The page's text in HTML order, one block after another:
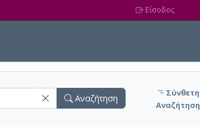
Είσοδος
Αναζήτηση
Σύνθετη
Αναζήτηση